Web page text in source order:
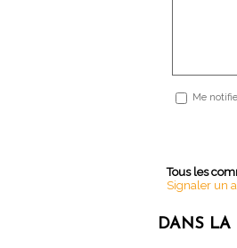
Me
Tous les
Signaler un
DANS LA